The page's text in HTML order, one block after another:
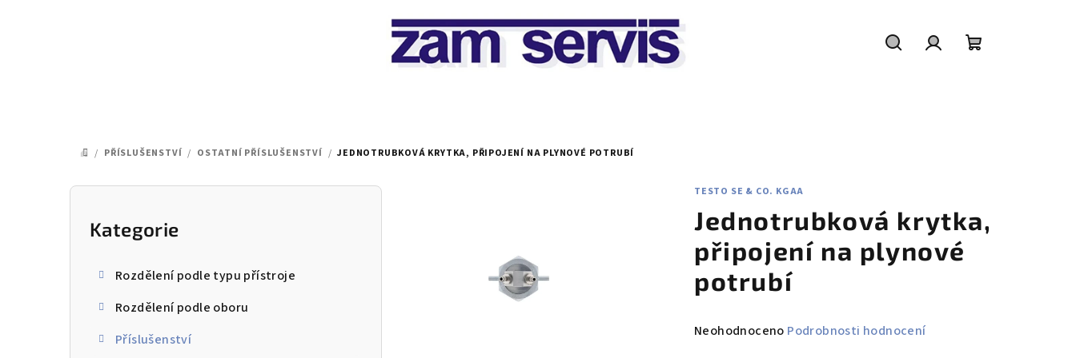
DOMŮ
/ PŘÍSLUŠENSTVÍ / OSTATNÍ PŘÍSLUŠENSTVÍ / JEDNOTRUBKOVÁ KRYTKA, PŘIPOJENÍ NA PLYNOVÉ POTRUBÍ
P
Přeskočit
kategorie
Kategorie
Rozdělení podle typu přístroje
Rozdělení podle oboru
Příslušenství
TESTO SE & CO. KGAA
Jednotrubková krytka,
připojení na plynové
potrubí
Průměrné
Neohodnoceno Podrobnosti hodnocení